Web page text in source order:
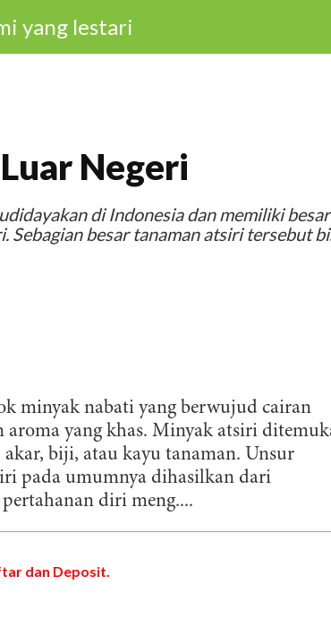
yang lestari
Negeri
di Indonesia dan memiliki
Sebagian besar tanaman atsiri tersebut
minyak nabati yang berwujud cairan
aroma yang khas. Minyak atsiri
biji, atau kayu tanaman. Unsur
pada umumnya dihasilkan dari
diri meng....
dan Deposit.